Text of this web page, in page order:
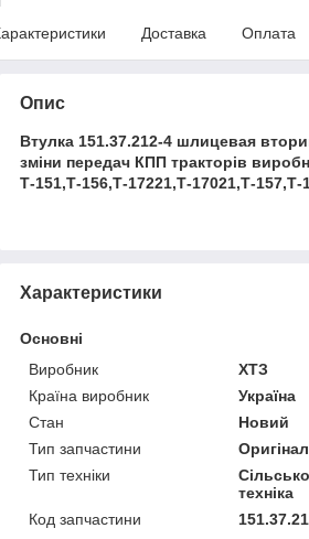
Доставка Оплата
Опис
Втулка 151.37.212-4 шлицевая
зміни передач КПП тракторів
Т-151,Т-156,Т-17221,Т-17021,Т-157,Т-
Характеристики
Основні
Виробник
ХТЗ
Країна виробник
Україна
Стан
Новий
Тип запчастини
Оригінал
Тип техніки
техніка
Код запчастини